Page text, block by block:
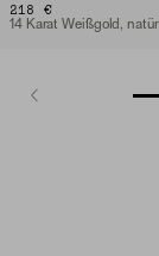
218 €